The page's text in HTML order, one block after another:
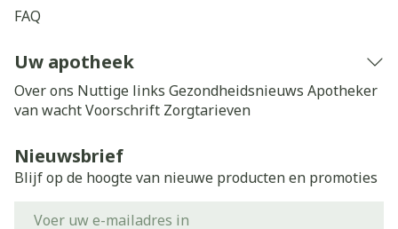
FAQ
Uw apotheek
Over ons Nuttige links Gezondheidsnieuws Apotheker
van wachtVoorschrift Zorgtarieven
Nieuwsbrief
Blijf op de hoogte van nieuwe producten en promoties